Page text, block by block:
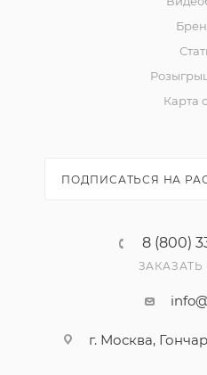
Карта
ПОДПИСАТЬСЯ НА
8 (800)
г. Москва,